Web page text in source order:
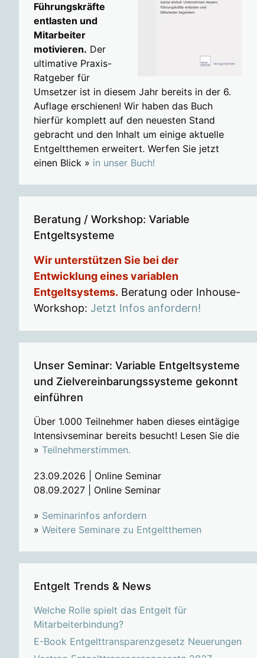
Führungskräfte
entlasten und
Mitarbeiter
motivieren. Der
ultimative Praxis-
Ratgeber für
Umsetzer ist in diesem Jahr bereits in der 6.
Auflage erschienen! Wir haben das Buch
hierfür komplett auf den neuesten Stand
gebracht und den Inhalt um einige aktuelle
Entgeltthemen erweitert. Werfen Sie jetzt
einen Blick » in unser Buch!
Beratung / Workshop: Variable
Entgeltsysteme
Wir unterstützen Sie bei der
Entwicklung eines variablen
Entgeltsystems. Beratung oder Inhouse-
Workshop: Jetzt Infos anfordern!
Unser Seminar: Variable Entgeltsysteme
und Zielvereinbarungssysteme gekonnt
einführen
Über 1.000 Teilnehmer haben dieses eintägige
Intensivseminar bereits besucht! Lesen Sie die
» Teilnehmerstimmen.
23.09.2026 | Online Seminar
08.09.2027 | Online Seminar
» Seminarinfos anfordern
» Weitere Seminare zu Entgeltthemen
Entgelt Trends & News
Welche Rolle spielt das Entgelt für
Mitarbeiterbindung?
E-Book Entgelttransparenzgesetz Neuerungen